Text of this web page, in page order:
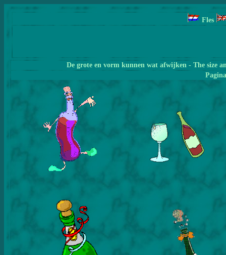
Fles
De grote en vorm kunnen wat afwijken - The size